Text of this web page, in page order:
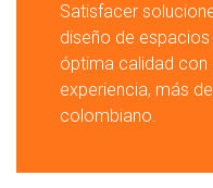
Satisfacer
diseño de
óptima calidad con
experiencia, más
colombiano.